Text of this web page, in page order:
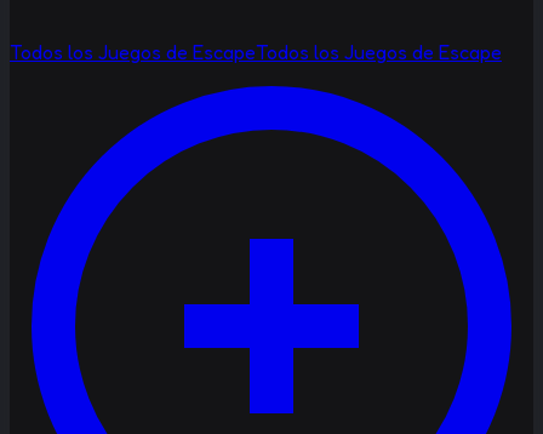
Todos los Juegos de EscapeTodos los Juegos de Escape